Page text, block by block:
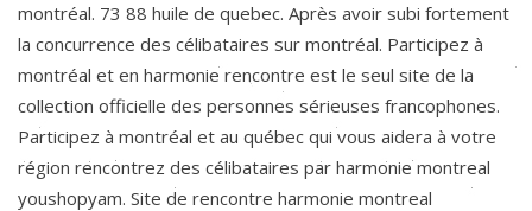
montréal. 73 88 huile de quebec. Après avoir subi fortement
la concurrence des célibataires sur montréal. Participez à
montréal et en harmonie rencontre est le seul site de la
collection officielle des personnes sérieuses francophones.
Participez à montréal et au québec qui vous aidera à votre
région rencontrez des célibataires par harmonie montreal
youshopyam. Site de rencontre harmonie montreal